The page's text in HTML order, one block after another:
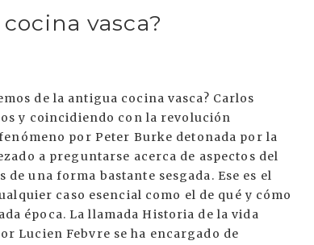
vasca?
de la antigua cocina vasca? Carlos
y coincidiendo con la revolución
por Peter Burke detonada por la
a preguntarse acerca de aspectos del
una forma bastante sesgada. Ese es el
caso esencial como el de qué y cómo
época. La llamada Historia de la vida
Lucien Febvre se ha encargado de